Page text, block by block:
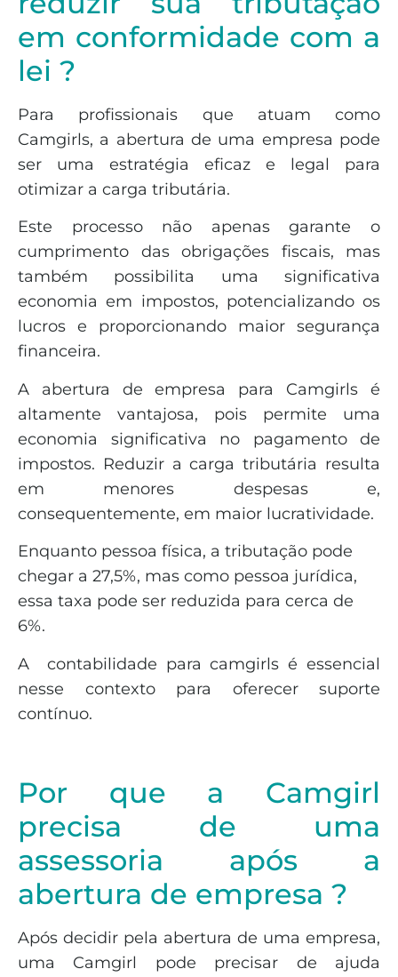
em conformidade com a
lei ?
Para profissionais que atuam como
Camgirls, a abertura de uma empresa pode
ser uma estratégia eficaz e legal para
otimizar a carga tributária.
Este processo não apenas garante o
cumprimento das obrigações fiscais, mas
também possibilita uma significativa
economia em impostos, potencializando os
lucros e proporcionando maior segurança
financeira.
A abertura de empresa para Camgirls é
altamente vantajosa, pois permite uma
economia significativa no pagamento de
impostos. Reduzir a carga tributária resulta
em menores despesas e,
consequentemente, em maior lucratividade.
Enquanto pessoa física, a tributação pode
chegar a 27,5%, mas como pessoa jurídica,
essa taxa pode ser reduzida para cerca de
6%.
A contabilidade para camgirls é essencial
nesse contexto para oferecer suporte
contínuo.
Por que a Camgirl
precisa de uma
assessoria após a
abertura de empresa ?
Após decidir pela abertura de uma empresa,
uma Camgirl pode precisar de ajuda